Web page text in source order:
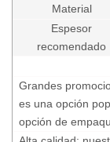
Material
Espesor
recomendado
Grandes
es una opción
opción de